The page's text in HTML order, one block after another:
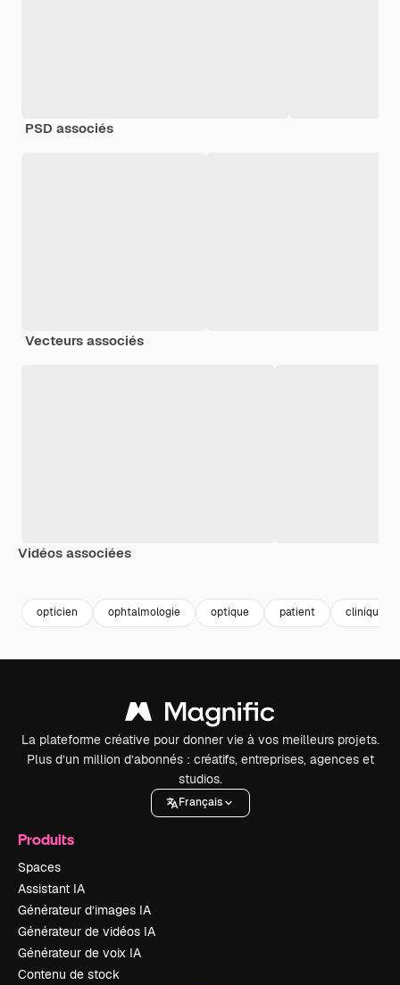
PSD associés
Vecteurs associés
Vidéos associées
opticien ophtalmologie optique patient clinique
La plateforme créative pour donner vie à vos meilleurs projets.
Plus d’un million d’abonnés : créatifs, entreprises, agences et
studios.
Français
Produits
Spaces
Assistant IA
Générateur d’images IA
Générateur de vidéos IA
Générateur de voix IA
Contenu de stock